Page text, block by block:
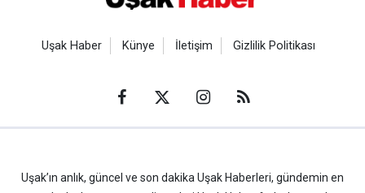
Uşak Haber Künye İletişim Gizlilik Politikası
Uşak’ın anlık, güncel ve son dakika Uşak Haberleri, gündemin en